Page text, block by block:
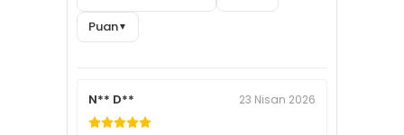
Puan▼
N** D** 23 Nisan 2026